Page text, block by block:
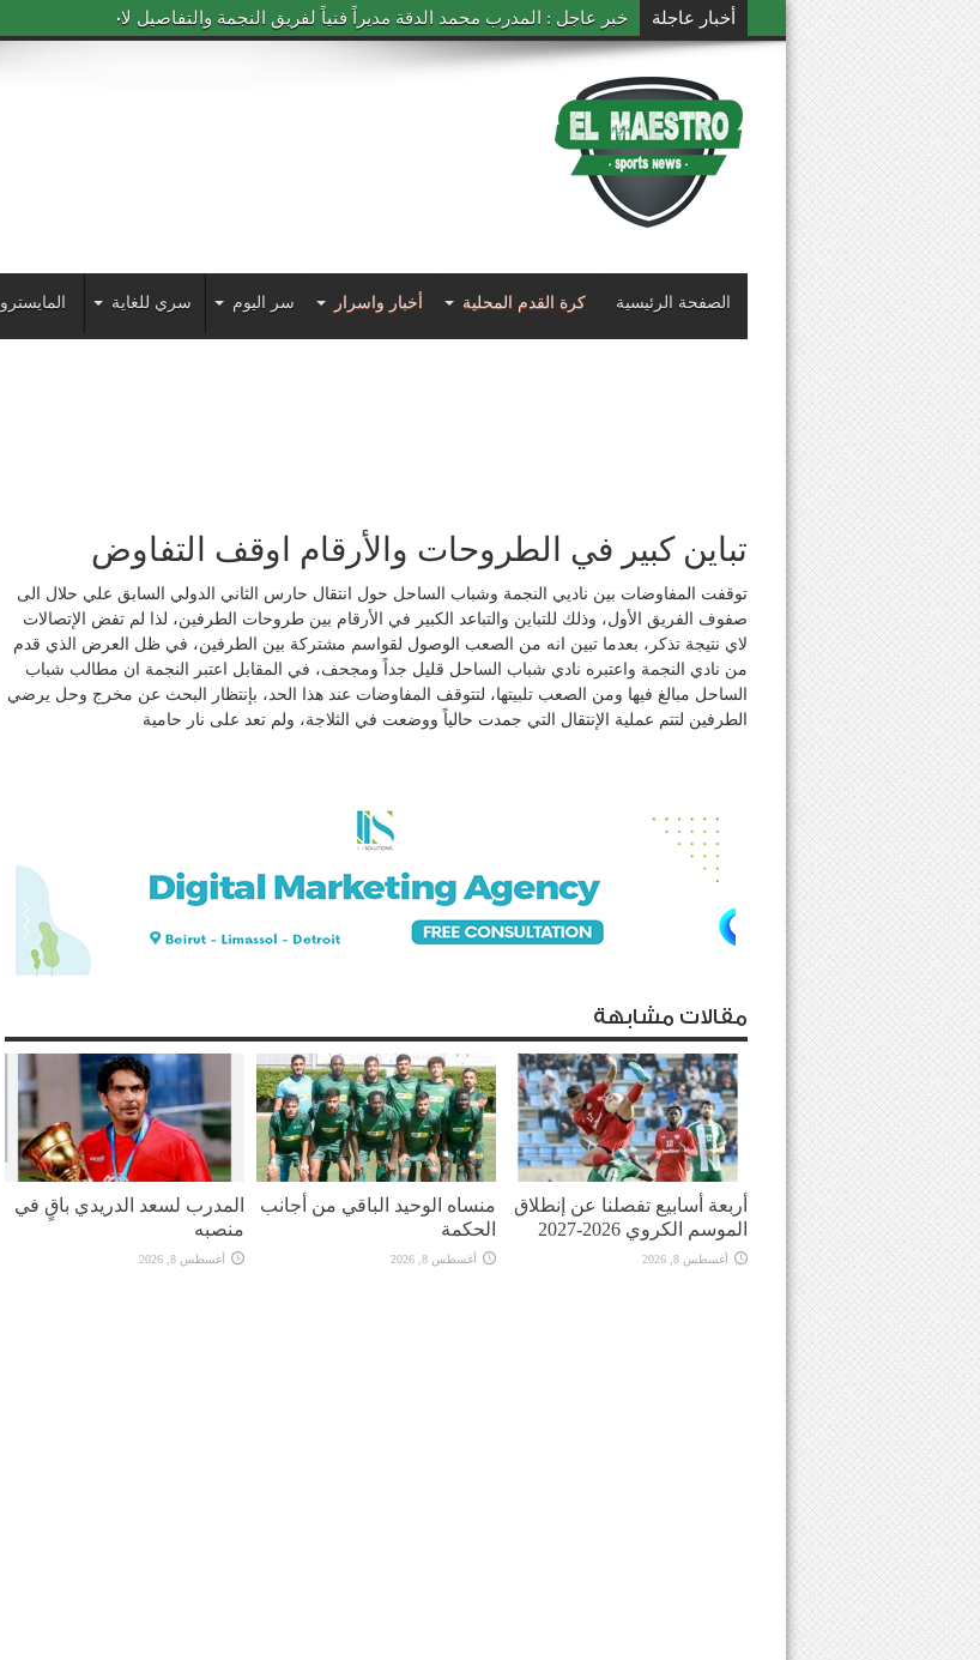
أخبار عاجلة خبر عاجل : المدرب محمد الدقة مديراً فنياً لفريق النجمة والتفاصيل لاحقاً
الصفحة الرئيسية كرة القدم المحلية أخبار واسرار سر اليوم سري للغاية المايسترو
تباين كبير في الطروحات والأرقام اوقف التفاوض
توقفت المفاوضات بين ناديي النجمة وشباب الساحل حول انتقال حارس الثاني الدولي السابق علي حلال الى
صفوف الفريق الأول، وذلك للتباين والتباعد الكبير في الأرقام بين طروحات الطرفين، لذا لم تفض الإتصالات
لاي نتيجة تذكر، بعدما تبين انه من الصعب الوصول لقواسم مشتركة بين الطرفين، في ظل العرض الذي قدم
من نادي النجمة واعتبره نادي شباب الساحل قليل جداً ومجحف، في المقابل اعتبر النجمة ان مطالب شباب
الساحل مبالغ فيها ومن الصعب تلبيتها، لتتوقف المفاوضات عند هذا الحد، بإنتظار البحث عن مخرج وحل يرضي
الطرفين لتتم عملية الإنتقال التي جمدت حالياً ووضعت في الثلاجة، ولم تعد على نار حامية
مقالات مشابهة
أربعة أسابيع تفصلنا عن إنطلاق
الموسم الكروي 2026-2027
أغسطس 8, 2026
منساه الوحيد الباقي من أجانب
الحكمة
أغسطس 8, 2026
المدرب لسعد الدريدي باقٍ في
منصبه
أغسطس 8, 2026